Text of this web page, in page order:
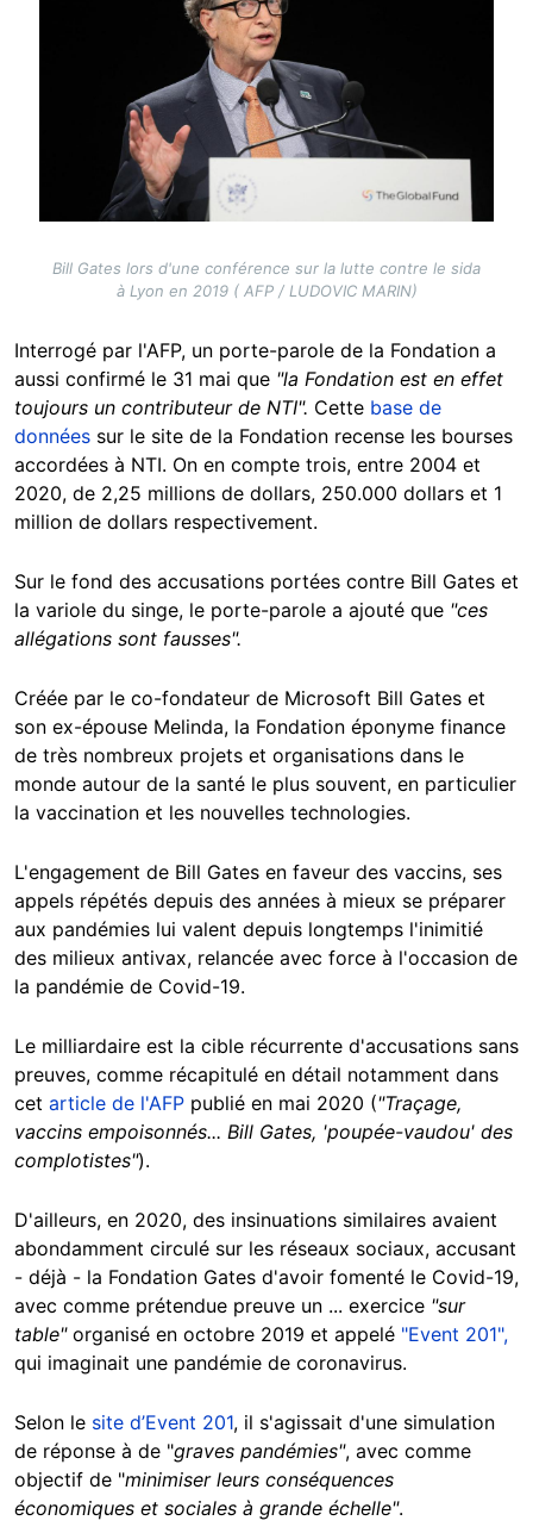
Bill Gates lors d'une conférence sur la lutte contre le sida
à Lyon en 2019 ( AFP / LUDOVIC MARIN)
Interrogé par l'AFP, un porte-parole de la Fondation a
aussi confirmé le 31 mai que "la Fondation est en effet
toujours un contributeur de NTI". Cette base de
données sur le site de la Fondation recense les bourses
accordées à NTI. On en compte trois, entre 2004 et
2020, de 2,25 millions de dollars, 250.000 dollars et 1
million de dollars respectivement.
Sur le fond des accusations portées contre Bill Gates et
la variole du singe, le porte-parole a ajouté que "ces
allégations sont fausses".
Créée par le co-fondateur de Microsoft Bill Gates et
son ex-épouse Melinda, la Fondation éponyme finance
de très nombreux projets et organisations dans le
monde autour de la santé le plus souvent, en particulier
la vaccination et les nouvelles technologies.
L'engagement de Bill Gates en faveur des vaccins, ses
appels répétés depuis des années à mieux se préparer
aux pandémies lui valent depuis longtemps l'inimitié
des milieux antivax, relancée avec force à l'occasion de
la pandémie de Covid-19.
Le milliardaire est la cible récurrente d'accusations sans
preuves, comme récapitulé en détail notamment dans
cet article de l'AFP publié en mai 2020 ("Traçage,
vaccins empoisonnés... Bill Gates, 'poupée-vaudou' des
complotistes").
D'ailleurs, en 2020, des insinuations similaires avaient
abondamment circulé sur les réseaux sociaux, accusant
- déjà - la Fondation Gates d'avoir fomenté le Covid-19,
avec comme prétendue preuve un ... exercice "sur
table"organisé en octobre 2019 et appelé "Event 201",
qui imaginait une pandémie de coronavirus.
Selon le site d’Event 201, il s'agissait d'une simulation
de réponse à de "graves pandémies", avec comme
objectif de "minimiser leurs conséquences
économiques et sociales à grande échelle".